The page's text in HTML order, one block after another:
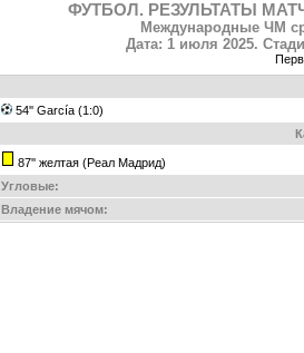
ФУТБОЛ. РЕЗУЛЬТАТЫ
Международные ЧМ
Дата: 1 июля 2025.
54'' García (1:0)
87'' желтая (Реал Мадрид)
Угловые:
Владение мячом: